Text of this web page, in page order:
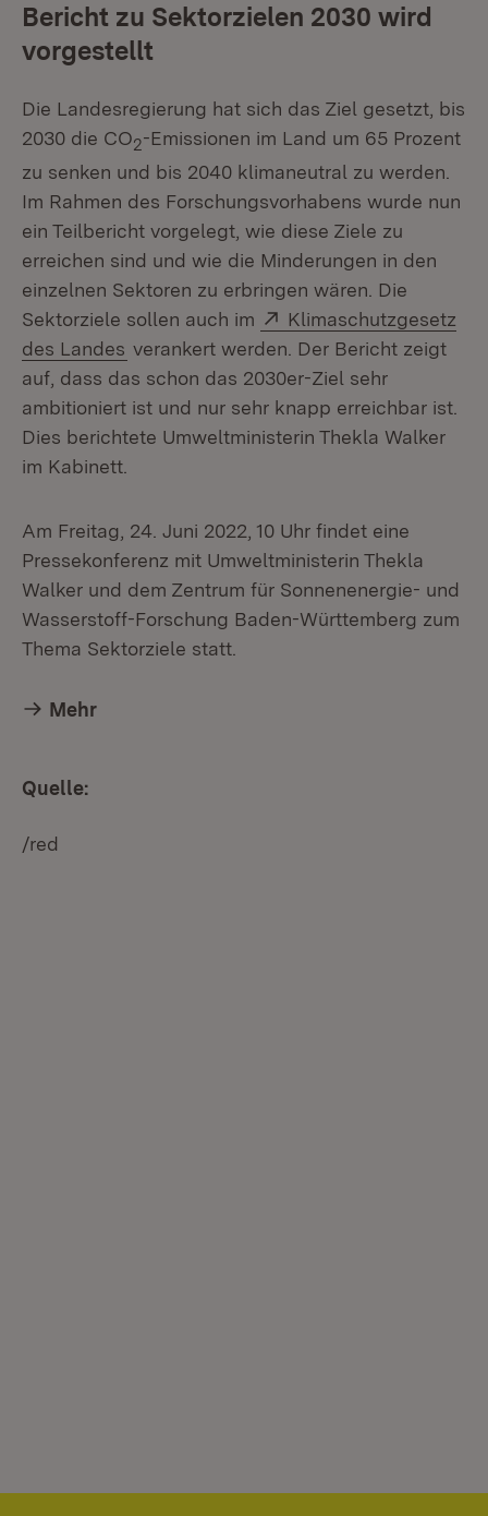
Bericht zu Sektorzielen 2030 wird
vorgestellt
Die Landesregierung hat sich das Ziel gesetzt, bis
2030 die CO2-Emissionen im Land um 65 Prozent
zu senken und bis 2040 klimaneutral zu werden.
Im Rahmen des Forschungsvorhabens wurde nun
ein Teilbericht vorgelegt, wie diese Ziele zu
erreichen sind und wie die Minderungen in den
einzelnen Sektoren zu erbringen wären. Die
Sektorziele sollen auch im
Extern:
Klimaschutzgesetz
des Landes (Öffnet in neuem Fenster)
verankert werden. Der Bericht zeigt
auf, dass das schon das 2030er-Ziel sehr
ambitioniert ist und nur sehr knapp erreichbar ist.
Dies berichtete Umweltministerin Thekla Walker
im Kabinett.
Am Freitag, 24. Juni 2022, 10 Uhr findet eine
Pressekonferenz mit Umweltministerin Thekla
Walker und dem Zentrum für Sonnenenergie- und
Wasserstoff-Forschung Baden-Württemberg zum
Thema Sektorziele statt.
Mehr
Quelle:
/red